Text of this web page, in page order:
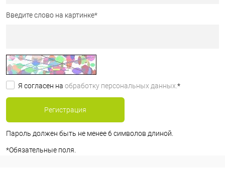
Введите слово на картинке*
Я согласен на обработку персональных данных. *
Пароль должен быть не менее 6 символов длиной.
*Обязательные поля.